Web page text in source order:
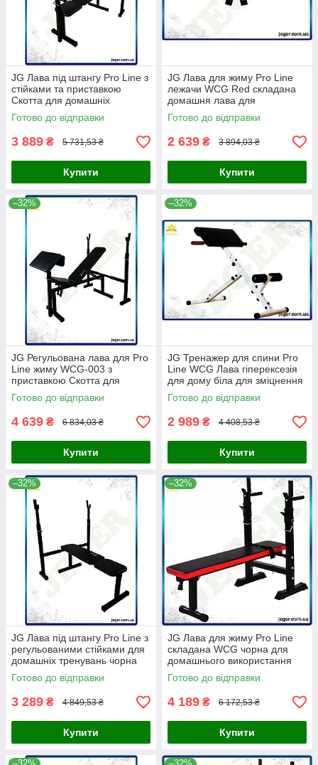
JG Лава під штангу Pro Line з
стійками та приставкою
Скотта для домашніх
тренувань жимова лава для
Prime/X
Готово до відправки
3 889 ₴ 5 731,53 ₴
Купити
JG Лава для жиму Pro Line
лежачи WCG Red складана
домашня лава для
тренування грудей і силових
упр Prime/X
Готово до відправки
2 639 ₴ 3 894,03 ₴
Купити
–32%
JG Регульована лава для Pro
Line жиму WCG-003 з
приставкою Скотта для
домашніх тренувань і фітнесу
Prime/X
Готово до відправки
4 639 ₴ 6 834,03 ₴
Купити
–32%
JG Тренажер для спини Pro
Line WCG Лава гіперексезія
для дому біла для зміцнення
м'язів спини та пр Prime/X
Готово до відправки
2 989 ₴ 4 408,53 ₴
Купити
–32%
JG Лава під штангу Pro Line з
регульованими стійками для
домашніх тренувань чорна
розбірна для сі Prime/X
Готово до відправки
3 289 ₴ 4 849,53 ₴
Купити
–32%
JG Лава для жиму Pro Line
складана WCG чорна для
домашнього використання
лави для пресів і брусь
Prime/X
Готово до відправки
4 189 ₴ 6 172,53 ₴
Купити